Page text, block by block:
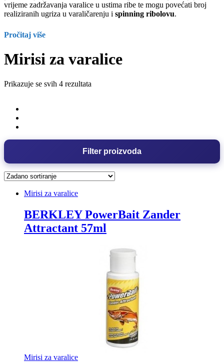
vrijeme zadržavanja varalice u ustima ribe te mogu povećati broj
realiziranih ugriza u varaličarenju i spinning ribolovu.
Pročitaj više
Mirisi za varalice
Prikazuje se svih 4 rezultata
Filter proizvoda
Mirisi za varalice
BERKLEY PowerBait Zander
Attractant 57ml
Mirisi za varalice